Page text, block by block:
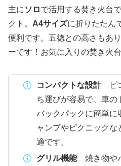
主に ソロで活用する焚き火台
クト。 A4サイズに折りたたん
便利です。五徳との高さもあ
ーです！お気に入りの焚き火台
コンパクトな設計ピコ
ち運びが容易で、車の
バックパックに簡単に
ャンプやピクニックな
適です。
グリル機能焼き物や